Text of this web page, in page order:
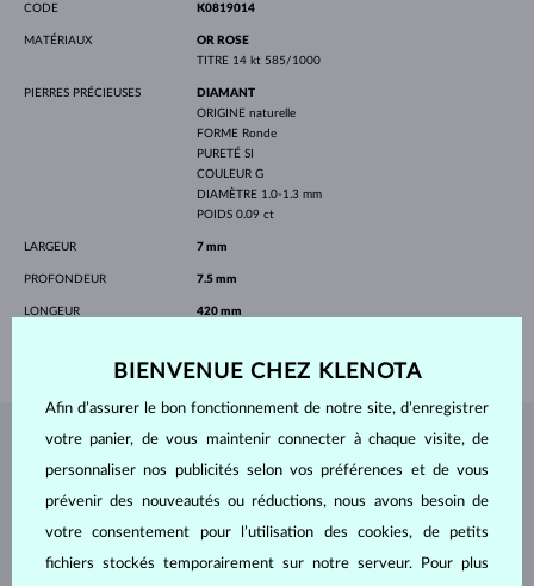
CODE K0819014
MATÉRIAUX
OR ROSE
TITRE 14 kt 585/1000
PIERRES PRÉCIEUSES
DIAMANT
ORIGINE naturelle
FORME Ronde
PURETÉ SI
COULEUR G
DIAMÈTRE 1.0-1.3 mm
POIDS 0.09 ct
LARGEUR 7 mm
PROFONDEUR 7.5 mm
LONGEUR 420 mm
BIJOUX DE L'ATELIER KLENOTA
BIENVENUE CHEZ KLENOTA
Afin d’assurer le bon fonctionnement de notre site, d’enregistrer
votre panier, de vous maintenir connecter à chaque visite, de
personnaliser nos publicités selon vos préférences et de vous
prévenir des nouveautés ou réductions, nous avons besoin de
votre consentement pour l’utilisation des cookies, de petits
fichiers stockés temporairement sur notre serveur. Pour plus